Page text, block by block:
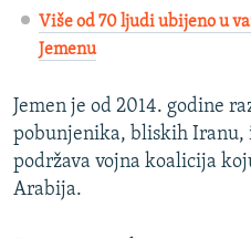
Više od 70 ljudi ubijeno u
Jemenu
Jemen je od 2014. godine
pobunjenika, bliskih Iranu,
podržava vojna koalicija
Arabija.